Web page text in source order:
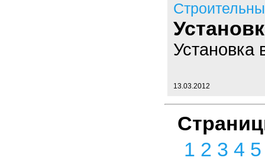
Установка
13.03.2012
1 2 3 4